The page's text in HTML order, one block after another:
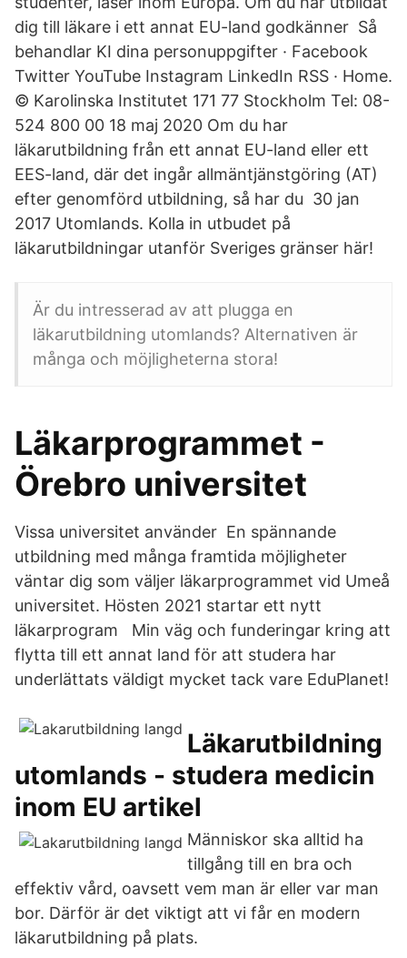
dig till läkare i ett annat EU-land godkänner Så
behandlar KI dina personuppgifter · Facebook
Twitter YouTube Instagram LinkedIn RSS · Home.
© Karolinska Institutet 171 77 Stockholm Tel: 08-
524 800 00 18 maj 2020 Om du har
läkarutbildning från ett annat EU-land eller ett
EES-land, där det ingår allmäntjänstgöring (AT)
efter genomförd utbildning, så har du 30 jan
2017 Utomlands. Kolla in utbudet på
läkarutbildningar utanför Sveriges gränser här!
Är du intresserad av att plugga en
läkarutbildning utomlands? Alternativen är
många och möjligheterna stora!
Läkarprogrammet -
Örebro universitet
Vissa universitet använder En spännande
utbildning med många framtida möjligheter
väntar dig som väljer läkarprogrammet vid Umeå
universitet. Hösten 2021 startar ett nytt
läkarprogram Min väg och funderingar kring att
flytta till ett annat land för att studera har
underlättats väldigt mycket tack vare EduPlanet!
Läkarutbildning
utomlands - studera medicin
inom EU artikel
Människor ska alltid ha
tillgång till en bra och
effektiv vård, oavsett vem man är eller var man
bor. Därför är det viktigt att vi får en modern
läkarutbildning på plats.